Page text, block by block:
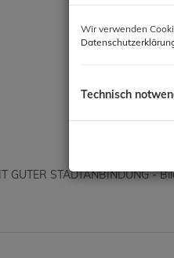
Wir verwenden
Technisch